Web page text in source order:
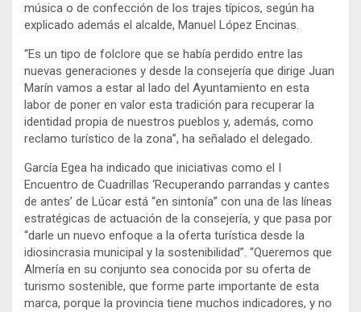
música o de confección de los trajes típicos, según ha
explicado además el alcalde, Manuel López Encinas.
“Es un tipo de folclore que se había perdido entre las
nuevas generaciones y desde la consejería que dirige Juan
Marín vamos a estar al lado del Ayuntamiento en esta
labor de poner en valor esta tradición para recuperar la
identidad propia de nuestros pueblos y, además, como
reclamo turístico de la zona”, ha señalado el delegado.
García Egea ha indicado que iniciativas como el I
Encuentro de Cuadrillas ‘Recuperando parrandas y cantes
de antes’ de Lúcar está “en sintonía” con una de las líneas
estratégicas de actuación de la consejería, y que pasa por
“darle un nuevo enfoque a la oferta turística desde la
idiosincrasia municipal y la sostenibilidad”. “Queremos que
Almería en su conjunto sea conocida por su oferta de
turismo sostenible, que forme parte importante de esta
marca, porque la provincia tiene muchos indicadores, y no